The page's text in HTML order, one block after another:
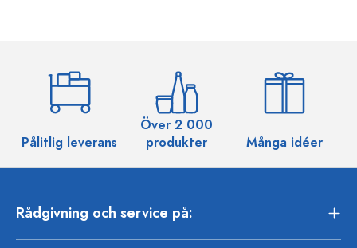
Pålitlig leverans
Över 2 000
produkter
Många idéer
Rådgivning och service på: